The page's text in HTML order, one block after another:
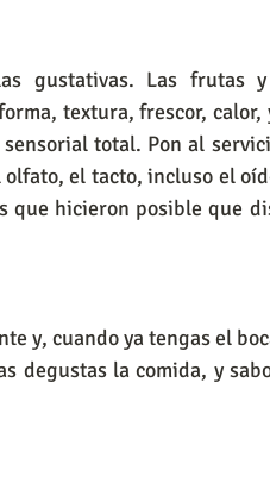
gustativas. Las frutas
textura, frescor, calor,
total. Pon al
el tacto, incluso el
que hicieron posible que
y, cuando ya tengas el
degustas la comida, y